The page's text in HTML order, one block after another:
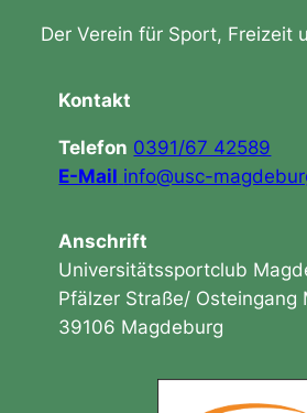
Der Verein für Sport, Freizeit
Kontakt
Telefon 0391/67 42589
E-Mail info@usc-
Anschrift
Universitätssportclub
Pfälzer Straße/ Osteingang
39106 Magdeburg